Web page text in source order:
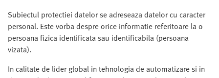
Subiectul protectiei datelor se adreseaza datelor cu caracter
personal. Este vorba despre orice informatie referitoare la o
persoana fizica identificata sau identificabila (persoana
vizata).
In calitate de lider global in tehnologia de automatizare si in